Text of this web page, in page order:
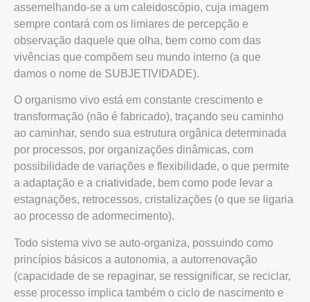
assemelhando-se a um caleidoscópio, cuja imagem
sempre contará com os limiares de percepção e
observação daquele que olha, bem como com das
vivências que compõem seu mundo interno (a que
damos o nome de SUBJETIVIDADE).
O organismo vivo está em constante crescimento e
transformação (não é fabricado), traçando seu caminho
ao caminhar, sendo sua estrutura orgânica determinada
por processos, por organizações dinâmicas, com
possibilidade de variações e flexibilidade, o que permite
a adaptação e a criatividade, bem como pode levar a
estagnações, retrocessos, cristalizações (o que se ligaria
ao processo de adormecimento).
Todo sistema vivo se auto-organiza, possuindo como
princípios básicos a autonomia, a autorrenovação
(capacidade de se repaginar, se ressignificar, se reciclar,
esse processo implica também o ciclo de nascimento e